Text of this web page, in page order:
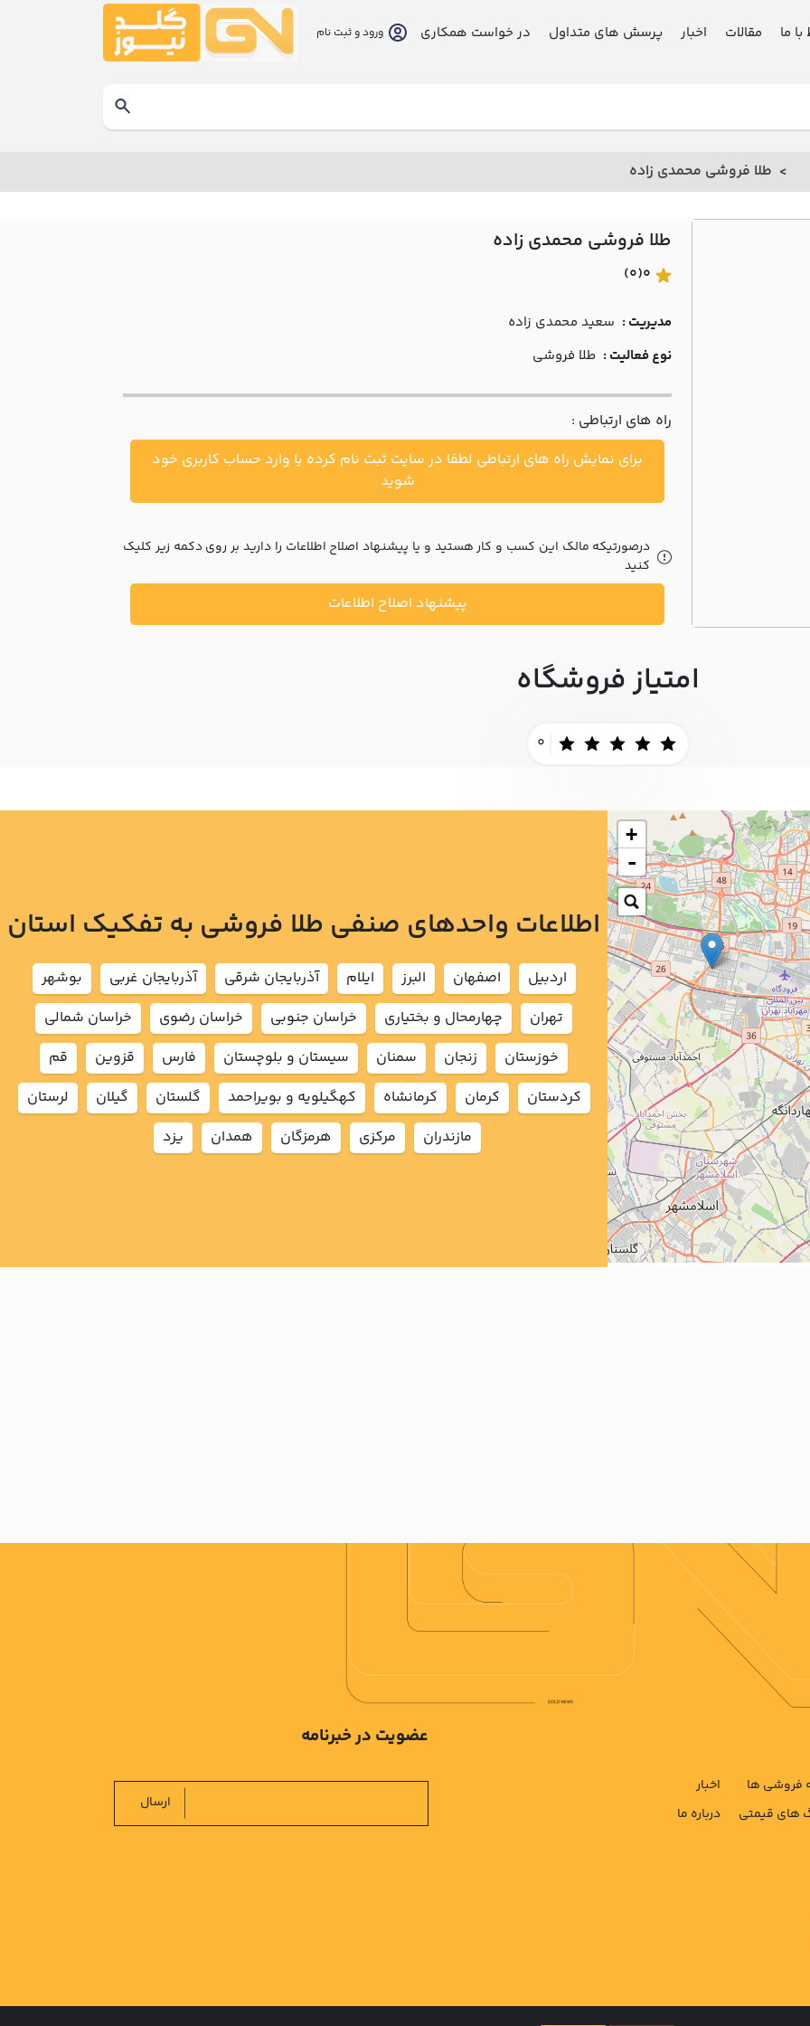
با ما مقالات اخبار پرسش های متداول در خواست همکاری ورود و ثبت نام
طلا فروشی محمدي زاده
طلا فروشی محمدي زاده
0
(0)
مدیریت : سعيد محمدي زاده
نوع فعالیت : طلا فروشی
راه های ارتباطی :
برای نمایش راه های ارتباطی لطفا در سایت ثبت نام کرده یا وارد حساب کاربری خود
شوید
درصورتیکه مالک این کسب و کار هستید و یا پیشنهاد اصلاح اطلاعات را دارید بر روی دکمه زیر کلیک
کنید
پیشنهاد اصلاح اطلاعات
امتیاز فروشگاه
0
+
-
اطلاعات واحدهای صنفی طلا فروشی به تفکیک استان
اردبيل اصفهان البرز ايلام آذربايجان شرقي آذربايجان غربي
بوشهر
تهران
چهارمحال و بختياري خراسان جنوبي خراسان رضوي
خراسان شمالي
خوزستان
زنجان سمنان سيستان و بلوچستان فارس قزوين
قم
كردستان
كرمان كرمانشاه كهگيلويه و بويراحمد گلستان گيلان
لرستان
مازندران
مركزي هرمزگان همدان يزد
فروشی ها
های قیمتی
اخبار
درباره ما
عضویت در خبرنامه
ارسال